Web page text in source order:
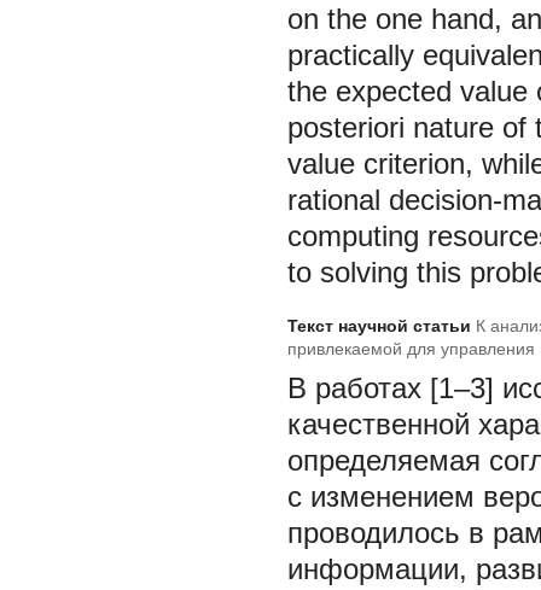
on the one hand,
practically
the expected value
posteriori nature of
value criterion,
rational decision-
computing
to solving this
Текст научной статьи К
привлекаемой для
В работах [1–3]
качественной
определяемая
с изменением
проводилось в
информации,